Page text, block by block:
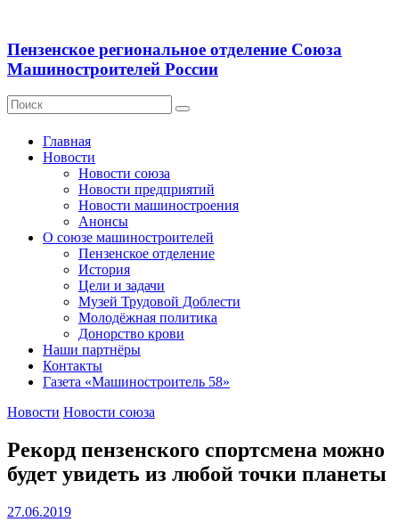
Пензенское региональное отделение Союза
Машиностроителей России
Главная
Новости
Новости союза
Новости предприятий
Новости машиностроения
Анонсы
О союзе машиностроителей
Пензенское отделение
История
Цели и задачи
Музей Трудовой Доблести
Молодёжная политика
Донорство крови
Наши партнёры
Контакты
Газета «Машиностроитель 58»
Новости Новости союза
Рекорд пензенского спортсмена можно
будет увидеть из любой точки планеты
27.06.2019